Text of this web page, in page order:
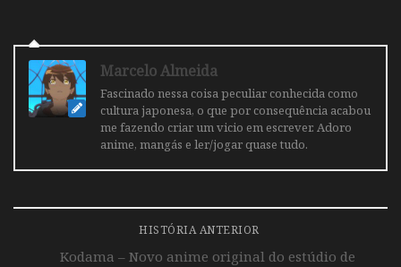
Marcelo Almeida
Fascinado nessa coisa peculiar conhecida como
cultura japonesa, o que por consequência acabou
me fazendo criar um vicio em escrever. Adoro
anime, mangás e ler/jogar quase tudo.
HISTÓRIA ANTERIOR
Kodama – Novo anime original do estúdio de